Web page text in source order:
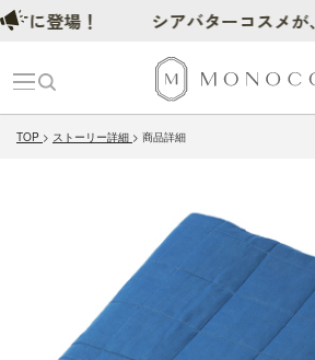
TOP ストーリー詳細 商品詳細
場！ シアバターコスメが、